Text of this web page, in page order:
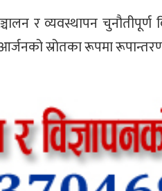
र व्यवस्थापन
स्रोतका रूपमा